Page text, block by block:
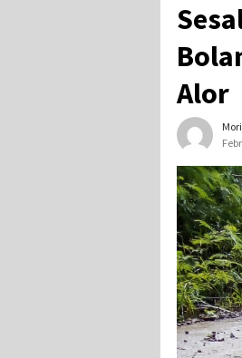
Alor